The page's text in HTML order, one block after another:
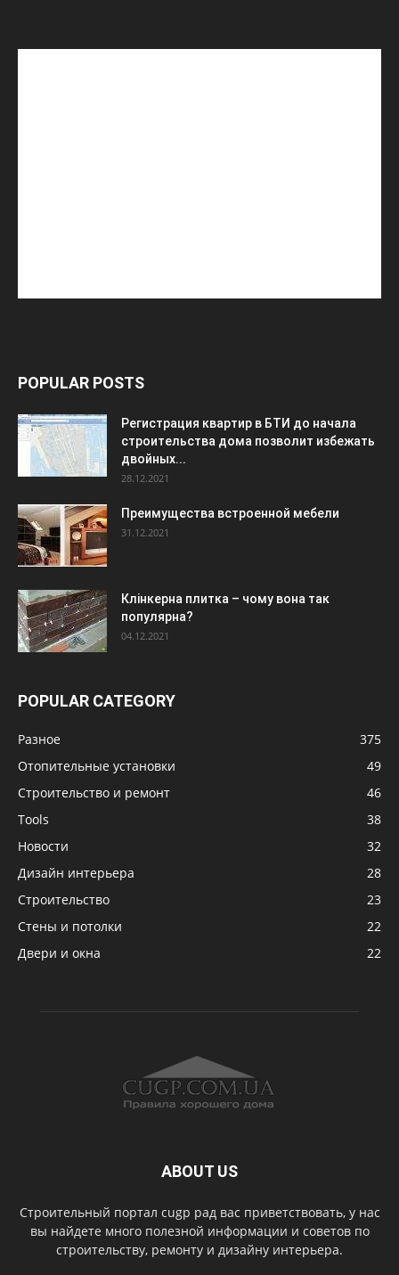
POPULAR POSTS
Регистрация квартир в БТИ до начала
строительства дома позволит избежать
двойных...
28.12.2021
Преимущества встроенной мебели
31.12.2021
Клінкерна плитка – чому вона так
популярна?
04.12.2021
POPULAR CATEGORY
Разное
375
Отопительные установки
49
Строительство и ремонт
46
Tools
38
Новости
32
Дизайн интерьера
28
Строительство
23
Стены и потолки
22
Двери и окна
22
ABOUT US
Строительный портал cugp рад вас приветствовать, у нас
вы найдете много полезной информации и советов по
строительству, ремонту и дизайну интерьера.